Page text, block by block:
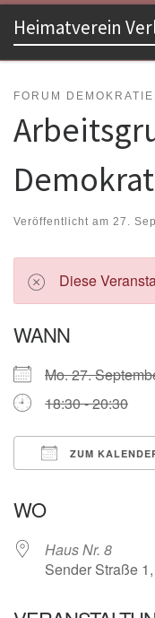
Zum Inhalt springen
Heimatverein
FORUM DEMOKRATIE
Veröffentlicht am 27.
Diese
WANN
Mo. 27.
18:30 - 20:30
ZUM
WO
Haus Nr. 8
Sender Straße